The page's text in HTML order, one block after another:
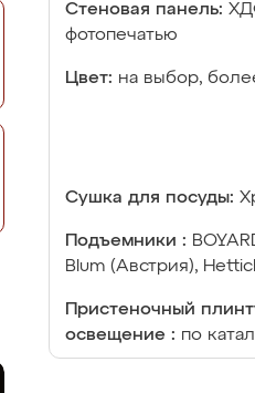
Стеновая панель:
фотопечатью
Цвет: на выбор,
Сушка для посуды:
Подъемники :
Blum (Австрия),
Пристеночный
освещение : по